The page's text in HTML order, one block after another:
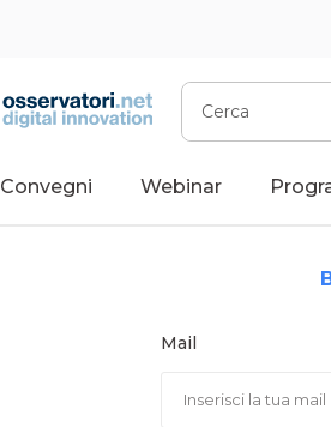
Cerca
Convegni Webinar
Mail